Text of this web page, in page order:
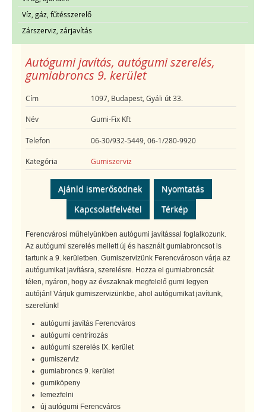
Víz, gáz, fűtésszerelő
Zárszerviz, zárjavítás
Autógumi javítás, autógumi szerelés,
gumiabroncs 9. kerület
Cím 1097, Budapest, Gyáli út 33.
Név Gumi-Fix Kft
Telefon 06-30/932-5449, 06-1/280-9920
Kategória Gumiszerviz
Ajánld ismerősödnek
Nyomtatás
Kapcsolatfelvétel
Térkép
Ferencvárosi műhelyünkben autógumi javítással foglalkozunk.
Az autógumi szerelés mellett új és használt gumiabroncsot is
tartunk a 9. kerületben. Gumiszervizünk Ferencvároson várja az
autógumikat javításra, szerelésre. Hozza el gumiabroncsát
télen, nyáron, hogy az évszaknak megfelelő gumi legyen
autóján! Várjuk gumiszervizünkbe, ahol autógumikat javítunk,
szerelünk!
autógumi javítás Ferencváros
autógumi centrírozás
autógumi szerelés IX. kerület
gumiszerviz
gumiabroncs 9. kerület
gumiköpeny
lemezfelni
új autógumi Ferencváros